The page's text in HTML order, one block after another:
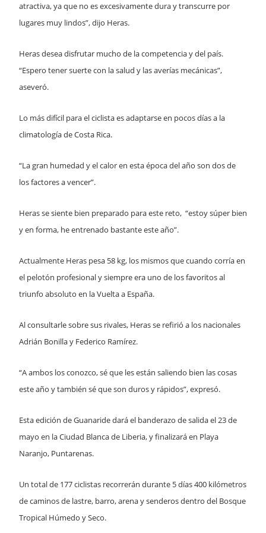
atractiva, ya que no es excesivamente dura y transcurre por
lugares muy lindos”, dijo Heras.
Heras desea disfrutar mucho de la competencia y del país.
“Espero tener suerte con la salud y las averías mecánicas”,
aseveró.
Lo más difícil para el ciclista es adaptarse en pocos días a la
climatología de Costa Rica.
“La gran humedad y el calor en esta época del año son dos de
los factores a vencer”.
Heras se siente bien preparado para este reto, “estoy súper bien
y en forma, he entrenado bastante este año”.
Actualmente Heras pesa 58 kg, los mismos que cuando corría en
el pelotón profesional y siempre era uno de los favoritos al
triunfo absoluto en la Vuelta a España.
Al consultarle sobre sus rivales, Heras se refirió a los nacionales
Adrián Bonilla y Federico Ramírez.
“A ambos los conozco, sé que les están saliendo bien las cosas
este año y también sé que son duros y rápidos”, expresó.
Esta edición de Guanaride dará el banderazo de salida el 23 de
mayo en la Ciudad Blanca de Liberia, y finalizará en Playa
Naranjo, Puntarenas.
Un total de 177 ciclistas recorrerán durante 5 días 400 kilómetros
de caminos de lastre, barro, arena y senderos dentro del Bosque
Tropical Húmedo y Seco.